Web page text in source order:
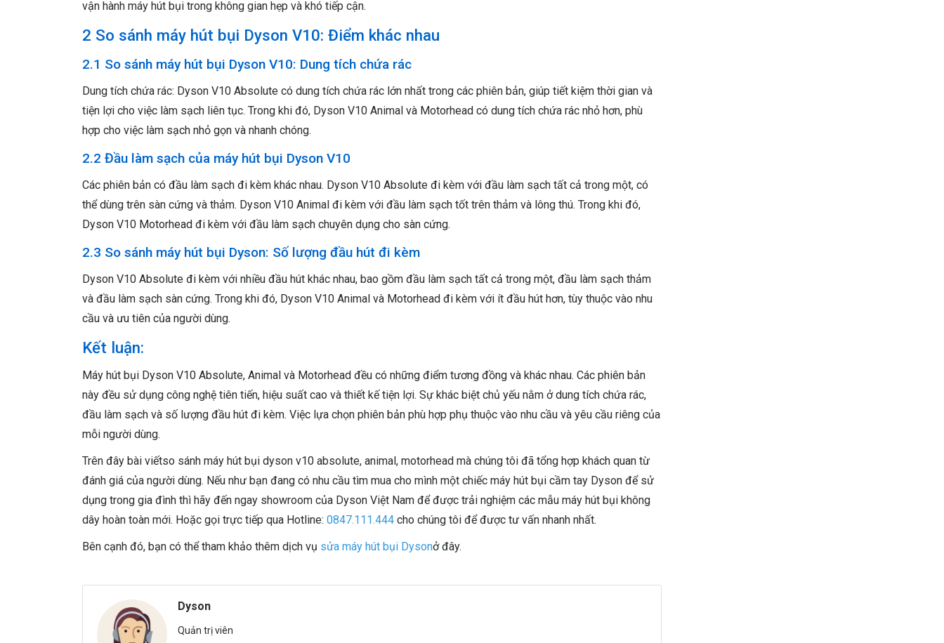
vận hành máy hút bụi trong không gian hẹp và khó tiếp cận.
2 So sánh máy hút bụi Dyson V10: Điểm khác nhau
2.1 So sánh máy hút bụi Dyson V10: Dung tích chứa rác
Dung tích chứa rác: Dyson V10 Absolute có dung tích chứa rác lớn nhất trong các phiên bản, giúp tiết kiệm thời gian và
tiện lợi cho việc làm sạch liên tục. Trong khi đó, Dyson V10 Animal và Motorhead có dung tích chứa rác nhỏ hơn, phù
hợp cho việc làm sạch nhỏ gọn và nhanh chóng.
2.2 Đầu làm sạch của máy hút bụi Dyson V10
Các phiên bản có đầu làm sạch đi kèm khác nhau. Dyson V10 Absolute đi kèm với đầu làm sạch tất cả trong một, có
thể dùng trên sàn cứng và thảm. Dyson V10 Animal đi kèm với đầu làm sạch tốt trên thảm và lông thú. Trong khi đó,
Dyson V10 Motorhead đi kèm với đầu làm sạch chuyên dụng cho sàn cứng.
2.3 So sánh máy hút bụi Dyson: Số lượng đầu hút đi kèm
Dyson V10 Absolute đi kèm với nhiều đầu hút khác nhau, bao gồm đầu làm sạch tất cả trong một, đầu làm sạch thảm
và đầu làm sạch sàn cứng. Trong khi đó, Dyson V10 Animal và Motorhead đi kèm với ít đầu hút hơn, tùy thuộc vào nhu
cầu và ưu tiên của người dùng.
Kết luận:
Máy hút bụi Dyson V10 Absolute, Animal và Motorhead đều có những điểm tương đồng và khác nhau. Các phiên bản
này đều sử dụng công nghệ tiên tiến, hiệu suất cao và thiết kế tiện lợi. Sự khác biệt chủ yếu nằm ở dung tích chứa rác,
đầu làm sạch và số lượng đầu hút đi kèm. Việc lựa chọn phiên bản phù hợp phụ thuộc vào nhu cầu và yêu cầu riêng của
mỗi người dùng.
Trên đây bài viếtso sánh máy hút bụi dyson v10 absolute, animal, motorhead mà chúng tôi đã tổng hợp khách quan từ
đánh giá của người dùng. Nếu như bạn đang có nhu cầu tìm mua cho mình một chiếc máy hút bụi cầm tay Dyson để sử
dụng trong gia đình thì hãy đến ngay showroom của Dyson Việt Nam để được trải nghiệm các mẫu máy hút bụi không
dây hoàn toàn mới. Hoặc gọi trực tiếp qua Hotline: 0847.111.444 cho chúng tôi để được tư vấn nhanh nhất.
Bên cạnh đó, bạn có thể tham khảo thêm dịch vụ sửa máy hút bụi Dysonở đây.
Dyson
Quản trị viên